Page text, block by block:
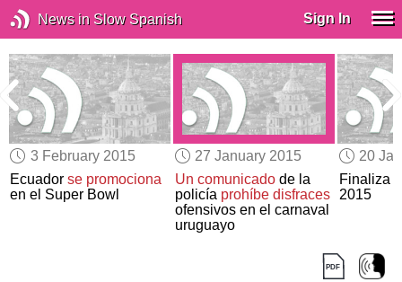
News in Slow Spanish Sign In
3 February 2015
Ecuadorse promociona
en el Super Bowl
27 January 2015
Un comunicadode la
policía prohíbe disfraces
ofensivos en el carnaval
uruguayo
20
Finaliza
2015